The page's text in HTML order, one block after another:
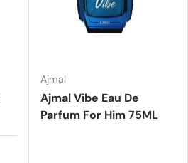
Ajmal
Ajmal Vibe Eau De
Parfum For Him 75ML